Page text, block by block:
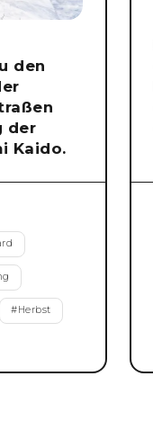
den
der
Kaido.
#Herbst